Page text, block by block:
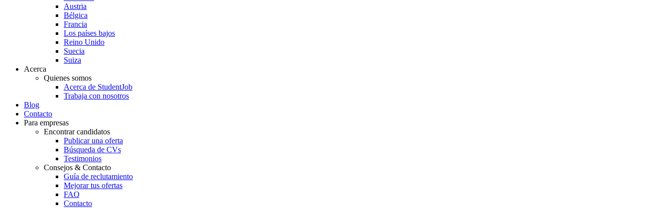
Austria
Bélgica
Francia
Los países bajos
Reino Unido
Suecia
Suiza
Acerca
Quienes somos
Acerca de StudentJob
Trabaja con nosotros
Blog
Contacto
Para empresas
Encontrar candidatos
Publicar una oferta
Búsqueda de CVs
Testimonios
Consejos & Contacto
Guía de reclutamiento
Mejorar tus ofertas
FAQ
Contacto